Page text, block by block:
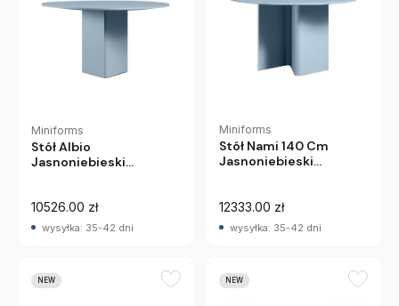
Miniforms
Stół Albio
Jasnoniebieski
10526.00 zł
wysyłka: 35-42 dni
Miniforms
Stół Nami 140 Cm
Jasnoniebieski
12333.00 zł
wysyłka: 35-42 dni
NEW NEW